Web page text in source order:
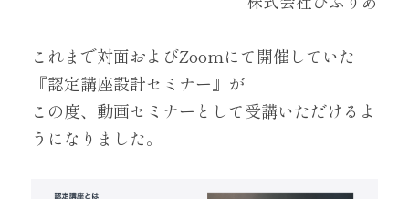
これまで対面およびZoomにて開催していた
『認定講座設計セミナー』が
この度、動画セミナーとして受講いただけるよ
うになりました。